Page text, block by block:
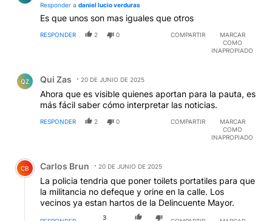
Responder a daniel lucio verduras
Es que unos son mas iguales que otros
RESPONDER 2 0 COMPARTIR
MARCAR
COMO
INAPROPIADO
QZ Qui Zas 20 DE JUNIO DE 2025
Ahora que es visible quienes aportan para la pauta, es
más fácil saber cómo interpretar las noticias.
RESPONDER 2 0 COMPARTIR
MARCAR
COMO
INAPROPIADO
Comentario de Carlos Brun.
CB Carlos Brun 20 DE JUNIO DE 2025
La policia tendria que poner toilets portatiles para que
la militancia no defeque y orine en la calle. Los
vecinos ya estan hartos de la Delincuente Mayor.
3